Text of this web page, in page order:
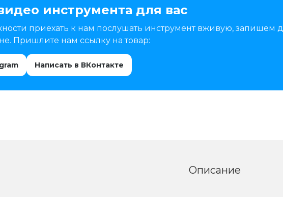
инструмента для вас
приехать к нам послушать инструмент вживую, запишем
Пришлите нам ссылку на товар:
Написать в ВКонтакте
Описание